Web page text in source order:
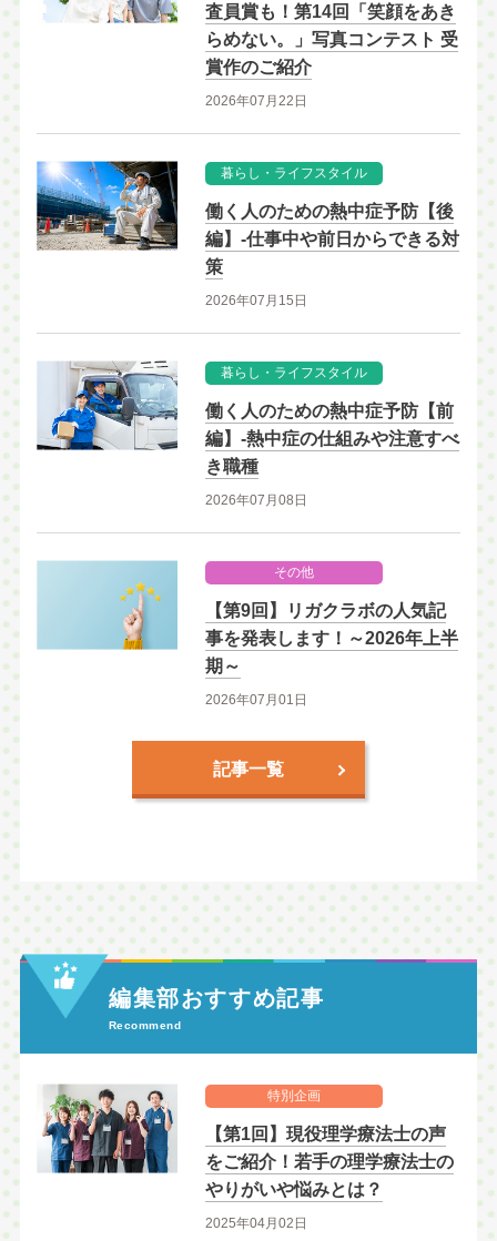
2026年07月22日
査員賞も！第14回「笑顔をあき
らめない。」写真コンテスト 受
賞作のご紹介
2026年07月15日
暮らし・ライフスタイル
働く人のための熱中症予防【後
編】-仕事中や前日からできる対
策
2026年07月08日
暮らし・ライフスタイル
働く人のための熱中症予防【前
編】-熱中症の仕組みや注意すべ
き職種
2026年07月01日
その他
【第9回】リガクラボの人気記
事を発表します！～2026年上半
期～
記事一覧
編集部おすすめ記事
Recommend
2025年04月02日
特別企画
【第1回】現役理学療法士の声
をご紹介！若手の理学療法士の
やりがいや悩みとは？